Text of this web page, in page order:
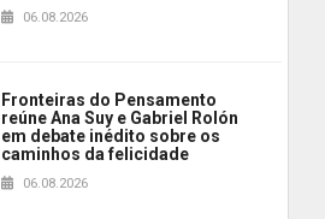
06.08.2026
Fronteiras do Pensamento
reúne Ana Suy e Gabriel Rolón
em debate inédito sobre os
caminhos da felicidade
06.08.2026